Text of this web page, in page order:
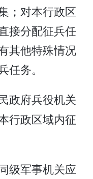
；对本行政区
接分配征兵任
其他特殊情况
务。
政府兵役机关
行政区域内征
级军事机关应